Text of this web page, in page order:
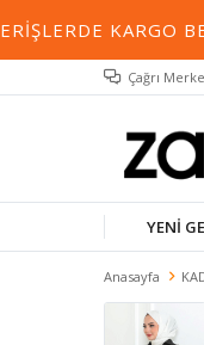
KARGO
Çağrı
YENİ
Anasayfa